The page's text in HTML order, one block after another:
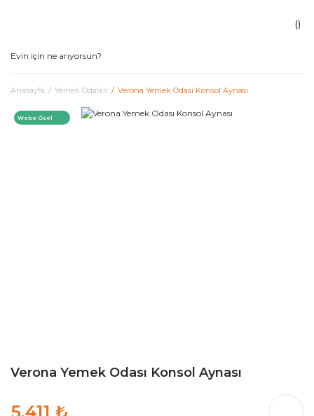
Anasayfa Yemek Odaları Verona Yemek Odası Konsol Aynası
Webe Özel
Verona Yemek Odası Konsol Aynası
5.411 ₺